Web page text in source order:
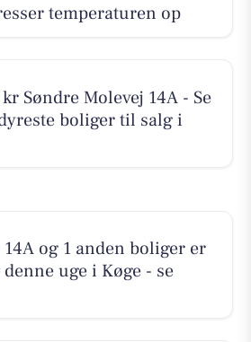
temperaturen op
Søndre Molevej 14A - Se
boliger til salg i
og 1 anden boliger er
uge i Køge - se